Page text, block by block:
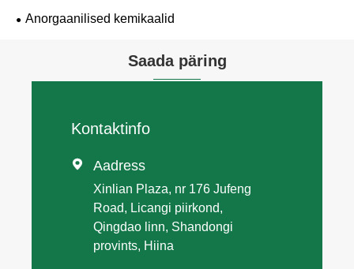
Anorgaanilised kemikaalid
Saada päring
Kontaktinfo
 Aadress
Xinlian Plaza, nr 176 Jufeng
Road, Licangi piirkond,
Qingdao linn, Shandongi
provints, Hiina